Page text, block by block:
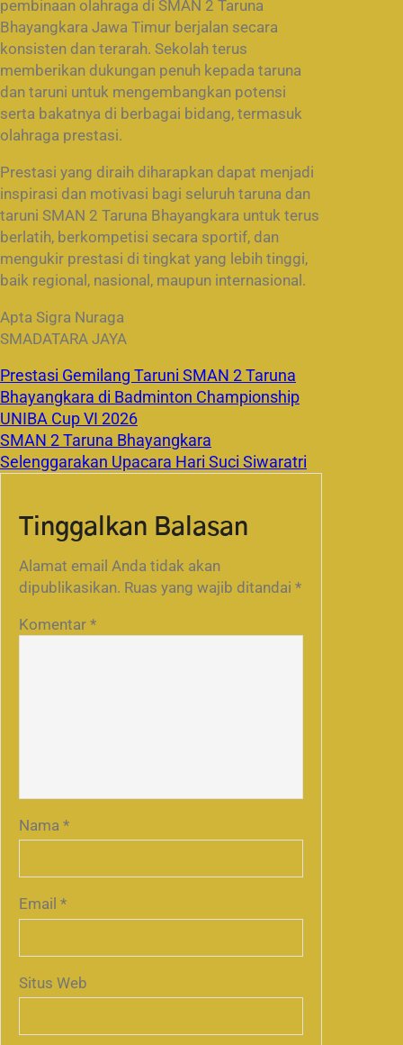
pembinaan olahraga di SMAN 2 Taruna
Bhayangkara Jawa Timur berjalan secara
konsisten dan terarah. Sekolah terus
memberikan dukungan penuh kepada taruna
dan taruni untuk mengembangkan potensi
serta bakatnya di berbagai bidang, termasuk
olahraga prestasi.
Prestasi yang diraih diharapkan dapat menjadi
inspirasi dan motivasi bagi seluruh taruna dan
taruni SMAN 2 Taruna Bhayangkara untuk terus
berlatih, berkompetisi secara sportif, dan
mengukir prestasi di tingkat yang lebih tinggi,
baik regional, nasional, maupun internasional.
Apta Sigra Nuraga
SMADATARA JAYA
Prestasi Gemilang Taruni SMAN 2 Taruna
Bhayangkara di Badminton Championship
UNIBA Cup VI 2026
SMAN 2 Taruna Bhayangkara
Selenggarakan Upacara Hari Suci Siwaratri
Tinggalkan Balasan
Alamat email Anda tidak akan
dipublikasikan. Ruas yang wajib ditandai *
Komentar *
Nama *
Email *
Situs Web